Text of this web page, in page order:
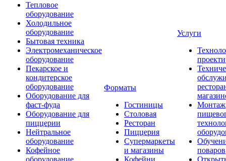
Тепловое
оборудование
Холодильное
оборудование
Бытовая техника
Электромеханическое
оборудование
Пекарское и
кондитерское
оборудование
Оборудование для
фаст-фуда
Оборудование для
пиццерии
Нейтральное
оборудование
Кофейное
оборудование
Форматы
Гостиницы
Столовая
Ресторан
Пиццерия
Супермаркеты
и магазины
Кофейни
Услуги
Монтаж
поваров